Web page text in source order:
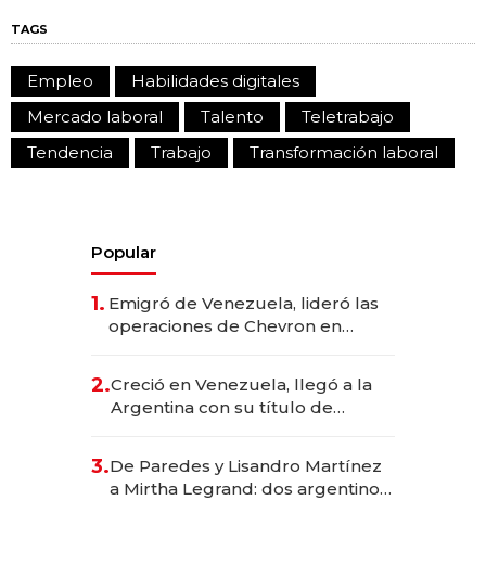
TAGS
Empleo
Habilidades digitales
Mercado laboral
Talento
Teletrabajo
Tendencia
Trabajo Transformación laboral
Popular
1. Emigró de Venezuela, lideró las
operaciones de Chevron en
2.Creció en Venezuela, llegó a la
Argentina con su título de
las marcas "fast premium"
3.De Paredes y Lisandro Martínez
a Mirtha Legrand: dos argentinos